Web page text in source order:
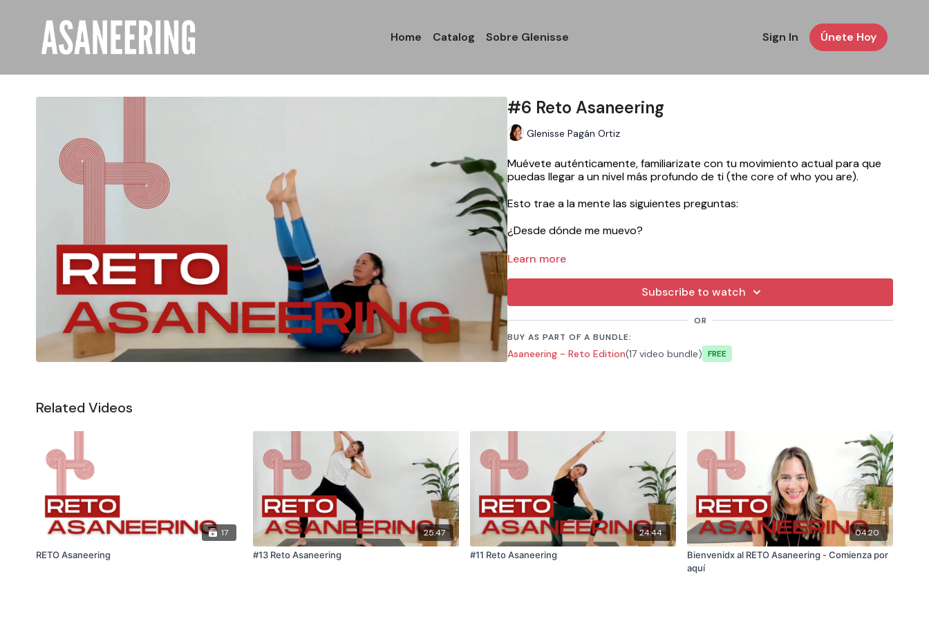
Home Catalog Sobre Glenisse Sign In Únete Hoy
#6 Reto Asaneering
Glenisse Pagán Ortiz
Muévete auténticamente, familiarizate con tu movimiento actual para que
puedas llegar a un nivel más profundo de ti (the core of who you are).
Esto trae a la mente las siguientes preguntas:
¿Desde dónde me muevo?
¿De dónde salen mis gestos, mi animacion?
¡Explora en el mat hoy.
are). Sal de tu cabeza y entra a tu cuerpo, vamos a movernos!
Set your life on fire, seek those who fan your flames. - RUMI
Learn more
Subscribe to watch
OR
BUY AS PART OF A BUNDLE:
Asaneering - Reto Edition(17 video bundle) Free
Related Videos
17
RETO Asaneering
25:47
#13 Reto Asaneering
24:44
#11 Reto Asaneering
04:20
Bienvenidx al RETO Asaneering - Comienza por
aquí